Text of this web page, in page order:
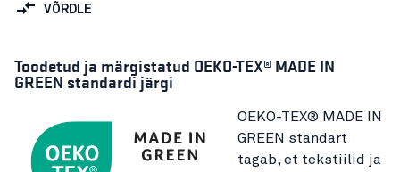
VÕRDLE
Toodetud ja märgistatud OEKO-TEX® MADE IN
GREEN standardi järgi
OEKO-TEX® MADE IN
GREEN standart
tagab, et tekstiilid ja